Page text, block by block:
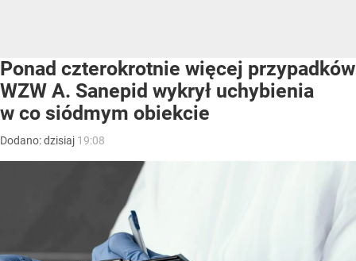
Ponad czterokrotnie więcej przypadków
WZW A. Sanepid wykrył uchybienia
w co siódmym obiekcie
Dodano:dzisiaj 19:08